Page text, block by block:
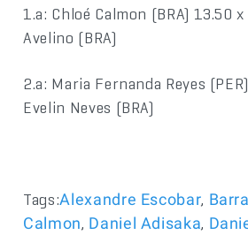
1.a: Chloé Calmon (BRA) 13.50
Avelino (BRA)
2.a: Maria Fernanda Reyes
Evelin Neves (BRA)
Tags:Alexandre Escobar,
Calmon, Daniel Adisaka,